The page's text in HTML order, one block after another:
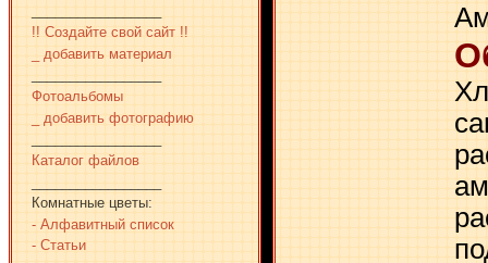
!! Создайте свой сайт !!
_ добавить материал
Фотоальбомы
_ добавить фотографию
Каталог файлов
Комнатные цветы:
- Алфавитный список
- Статьи